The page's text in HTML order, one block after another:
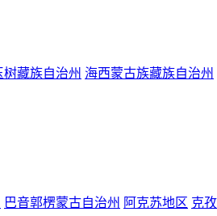
树藏族自治州 海西蒙古族藏族自治州
巴音郭楞蒙古自治州 阿克苏地区 克